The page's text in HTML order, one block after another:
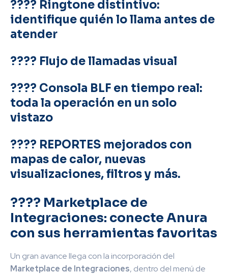
???? Ringtone distintivo:
identifique quién lo llama antes de
atender
???? Flujo de llamadas visual
???? Consola BLF en tiempo real:
toda la operación en un solo
vistazo
???? REPORTES mejorados con
mapas de calor, nuevas
visualizaciones, filtros y más.
???? Marketplace de
Integraciones: conecte Anura
con sus herramientas favoritas
Un gran avance llega con la incorporación del
Marketplace de Integraciones, dentro del menú de